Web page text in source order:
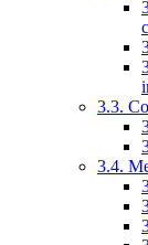
3.3.
3.4.